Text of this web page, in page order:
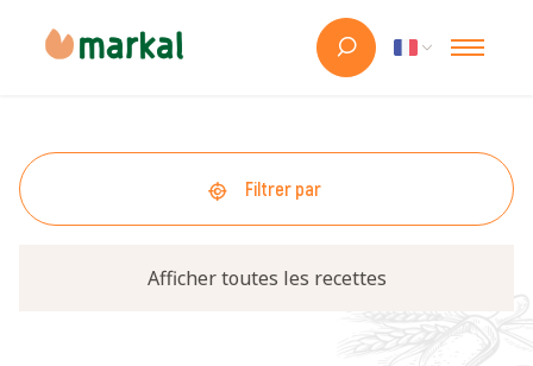
Filtrer par
Afficher toutes les recettes